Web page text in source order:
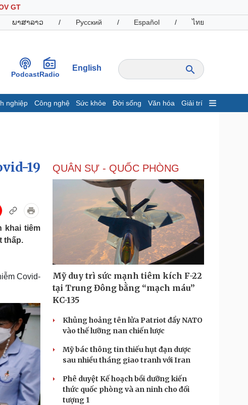
GT
ພາສາລາວ / Русский / Español / ไทย
PodcastRadio
English
nghiệp Công nghệ Sức khỏe Đời sống Văn hóa Giải trí
Chứng khoán
Giá cà phê
Doanh nghiệp
Doanh nghiệp 24h
Doanh nhân
Công nghệ
Sành điệu
Tin Công nghệ
Trải nghiệm
Chuyển đổi số
Du lịch
Săn Tour
check-in
Podcast
Câu chuyện thời sự
Cửa sổ tình yêu
Kể chuyện cho bé
Hạt giống tâm hồn
19
khai tiêm
thấp.
Covid-
QUÂN SỰ - QUỐC PHÒNG
Mỹ duy trì sức mạnh tiêm kích F-22
tại Trung Đông bằng “mạch máu”
KC-135
Khủng hoảng tên lửa Patriot đẩy NATO
vào thế lưỡng nan chiến lược
Mỹ bác thông tin thiếu hụt đạn dược
sau nhiều tháng giao tranh với Iran
Phê duyệt Kế hoạch bồi dưỡng kiến
thức quốc phòng và an ninh cho đối
tượng 1